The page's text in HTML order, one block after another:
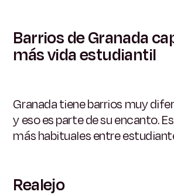
Barrios de Granada
más vida estudiantil
Granada tiene barrios muy
y eso es parte de su encanto.
más habituales entre
Realejo